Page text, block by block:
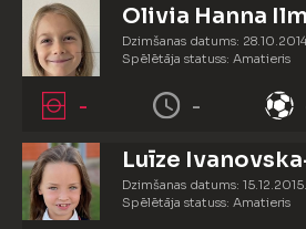
Olivia Hanna
Dzimšanas datums:
Spēlētāja statuss: Amatieris
- -
Luīze
Dzimšanas datums: 15.12.2015.
Spēlētāja statuss: Amatieris